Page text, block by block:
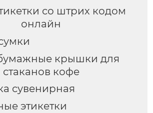
со штрих кодом
онлайн
крышки для
стаканов кофе
сувенирная
этикетки